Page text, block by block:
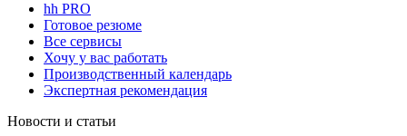
hh PRO
Готовое резюме
Все сервисы
Хочу у вас работать
Производственный календарь
Экспертная рекомендация
Новости и статьи